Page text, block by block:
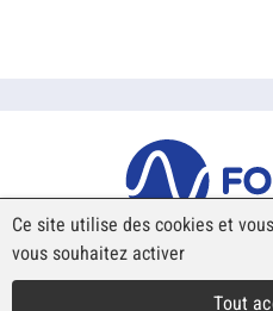
Place
Ce site utilise des cookies et
vous souhaitez activer
Tout